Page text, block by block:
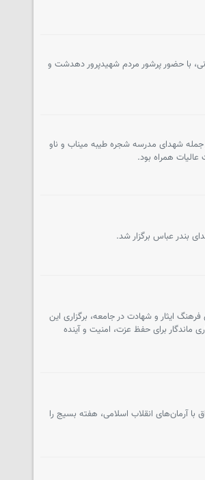
با حضور پرشور مردم شهیدپرور دهدشت و
رمضان هرمزگان از جمله شهدای مدرسه شجره طیبه میناب و ناو
همراه بود.
بندر عباس برگزار شد.
ایثار و شهادت در جامعه، برگزاری این
ماندگار برای حفظ عزت، امنیت و آینده
با آرمان‌های انقلاب اسلامی، هفته بسیج را